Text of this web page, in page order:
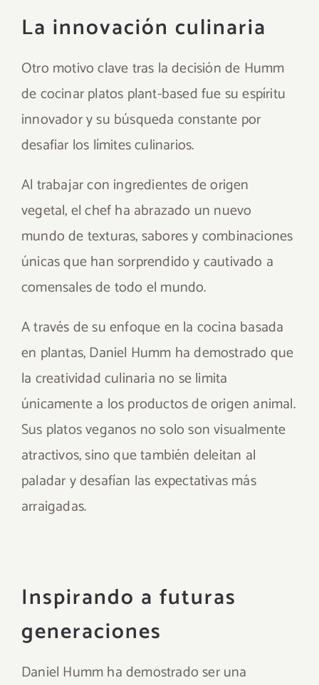
La innovación culinaria
Otro motivo clave tras la decisión de Humm
de cocinar platos plant-based fue su espíritu
innovador y su búsqueda constante por
desafiar los límites culinarios.
Al trabajar con ingredientes de origen
vegetal, el chef ha abrazado un nuevo
mundo de texturas, sabores y combinaciones
únicas que han sorprendido y cautivado a
comensales de todo el mundo.
A través de su enfoque en la cocina basada
en plantas, Daniel Humm ha demostrado que
la creatividad culinaria no se limita
únicamente a los productos de origen animal.
Sus platos veganos no solo son visualmente
atractivos, sino que también deleitan al
paladar y desafían las expectativas más
arraigadas.
Inspirando a futuras
generaciones
Daniel Humm ha demostrado ser una